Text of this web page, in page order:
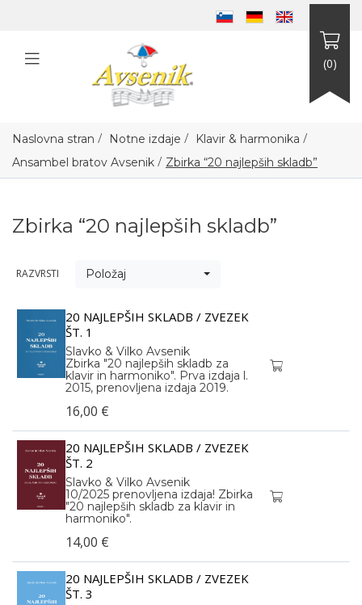
(0)
Naslovna stran / Notne izdaje / Klavir & harmonika /
Ansambel bratov Avsenik / Zbirka “20 najlepših skladb”
Zbirka “20 najlepših skladb”
RAZVRSTI Položaj
20 NAJLEPŠIH SKLADB / ZVEZEK
ŠT. 1
Slavko & Vilko Avsenik
Zbirka "20 najlepših skladb za
klavir in harmoniko". Prva izdaja l.
2015, prenovljena izdaja 2019.
16,00 €
20 NAJLEPŠIH SKLADB / ZVEZEK
ŠT. 2
Slavko & Vilko Avsenik
10/2025 prenovljena izdaja! Zbirka
"20 najlepših skladb za klavir in
harmoniko".
14,00 €
20 NAJLEPŠIH SKLADB / ZVEZEK
ŠT. 3